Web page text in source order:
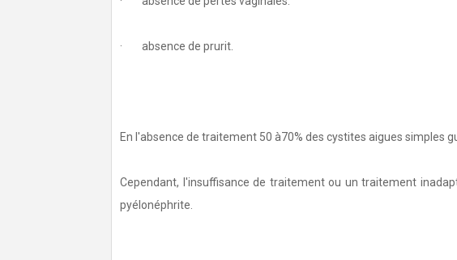
· absence de prurit.
En l'absence de traitement 50 à70% des cystites aigues simples
Cependant, l'insuffisance de traitement ou un traitement
pyélonéphrite.